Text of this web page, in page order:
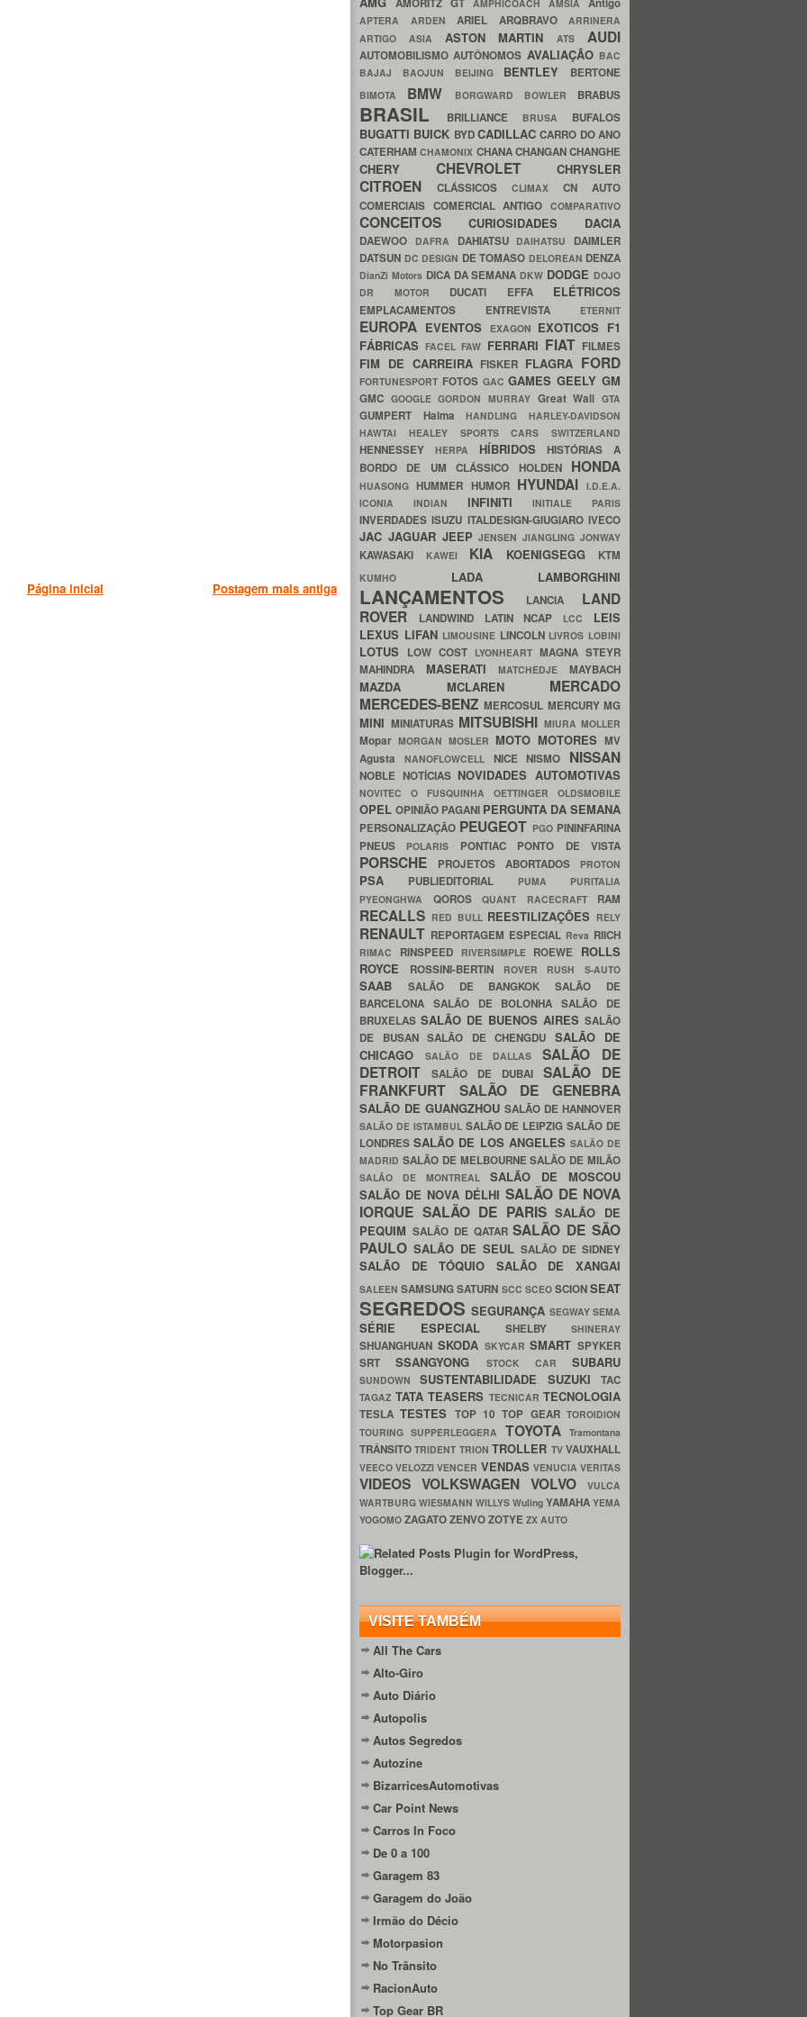
Postagem mais antiga
Página inicial
AMORITZ GT AMPHICOACH AMSIA Antigo
APTERA ARDEN ARIEL ARQBRAVO ARRINERA
ARTIGO ASIA ASTON MARTINATS AUDI
AUTOMOBILISMOAUTÔNOMOS AVALIAÇÃO BAC
BAJAJ BAOJUN BEIJING BENTLEY BERTONE
BIMOTA BMW BORGWARD BOWLER BRABUS
BRASIL BRILLIANCE BRUSA BUFALOS
BUGATTI BUICK BYDCADILLACCARRO DO ANO
CATERHAMCHAMONIX CHANACHANGANCHANGHE
CHERY CHEVROLET CHRYSLER
CITROEN CLÁSSICOS CLIMAX CN AUTO
COMERCIAIS COMERCIAL ANTIGOCOMPARATIVO
CONCEITOS CURIOSIDADES DACIA
DAEWOO DAFRA DAHIATSU DAIHATSU DAIMLER
DATSUN DC DESIGN DE TOMASO DELOREAN DENZA
DianZi Motors DICA DA SEMANA DKW DODGE DOJO
DR MOTOR DUCATI EFFA ELÉTRICOS
EMPLACAMENTOS ENTREVISTA ETERNIT
EUROPA EVENTOS EXAGON EXOTICOS F1
FÁBRICASFACELFAW FERRARI FIAT FILMES
FIM DE CARREIRA FISKER FLAGRA FORD
FORTUNESPORT FOTOS GACGAMESGEELYGM
GMC GOOGLEGORDON MURRAY Great WallGTA
GUMPERT HaimaHANDLINGHARLEY-DAVIDSON
HAWTAI HEALEY SPORTS CARS SWITZERLAND
HENNESSEY HERPA HÍBRIDOSHISTÓRIAS A
BORDO DE UM CLÁSSICO HOLDEN HONDA
HUASONGHUMMER HUMOR HYUNDAI I.D.E.A.
ICONIA INDIAN INFINITIINITIALE PARIS
INVERDADESISUZU ITALDESIGN-GIUGIAROIVECO
JAC JAGUAR JEEPJENSENJIANGLINGJONWAY
KAWASAKI KAWEI KIA KOENIGSEGG KTM
KUMHO LADA LAMBORGHINI
LANÇAMENTOS LANCIA LAND
ROVER
LANDWIND LATIN NCAP LCC LEIS
LEXUS LIFAN LIMOUSINE LINCOLN LIVROS LOBINI
LOTUS LOW COST LYONHEART MAGNA STEYR
MAHINDRA MASERATIMATCHEDJEMAYBACH
MAZDA MCLAREN MERCADO
MERCEDES-BENZMERCOSUL MERCURYMG
MINI MINIATURAS MITSUBISHI MIURA MOLLER
Mopar MORGAN MOSLER MOTO MOTORES MV
Agusta NANOFLOWCELL NICENISMO NISSAN
NOBLE NOTÍCIAS NOVIDADES AUTOMOTIVAS
NOVITEC O FUSQUINHA OETTINGER OLDSMOBILE
OPEL OPINIÃO PAGANI PERGUNTA DA SEMANA
PERSONALIZAÇÃO PEUGEOT PGO PININFARINA
PNEUS
POLARIS PONTIAC PONTO DE VISTA
PORSCHE PROJETOS ABORTADOS PROTON
PSA PUBLIEDITORIAL PUMA PURITALIA
PYEONGHWA QOROS QUANT RACECRAFT RAM
RECALLS RED BULL REESTILIZAÇÕES RELY
RENAULT REPORTAGEM ESPECIAL Reva RIICH
RIMAC RINSPEED RIVERSIMPLE ROEWE ROLLS
ROYCE
ROSSINI-BERTIN ROVER RUSH S-AUTO
SAAB SALÃO DE BANGKOKSALÃO DE
BARCELONA SALÃO DE BOLONHASALÃO DE
BRUXELAS SALÃO DE BUENOS AIRES SALÃO
DE BUSAN SALÃO DE CHENGDU SALÃO DE
CHICAGO
SALÃO DE DALLASSALÃO DE
DETROIT
SALÃO DE DUBAI SALÃO DE
FRANKFURT SALÃO DE GENEBRA
SALÃO DE GUANGZHOU SALÃO DE HANNOVER
SALÃO DE ISTAMBUL SALÃO DE LEIPZIGSALÃO DE
LONDRESSALÃO DE LOS ANGELES SALÃO DE
MADRID SALÃO DE MELBOURNESALÃO DE MILÃO
SALÃO DE MONTREAL SALÃO DE MOSCOU
SALÃO DE NOVA DÉLHI SALÃO DE NOVA
IORQUE SALÃO DE PARISSALÃO DE
PEQUIM SALÃO DE QATARSALÃO DE SÃO
PAULO SALÃO DE SEUL SALÃO DE SIDNEY
SALÃO DE TÓQUIO SALÃO DE XANGAI
SALEENSAMSUNGSATURN SCC SCEO SCIONSEAT
SEGREDOSSEGURANÇA SEGWAYSEMA
SÉRIE ESPECIAL SHELBY SHINERAY
SHUANGHUAN SKODA SKYCARSMART SPYKER
SRTSSANGYONG STOCK CAR SUBARU
SUNDOWNSUSTENTABILIDADE SUZUKITAC
TAGAZ TATA TEASERS TECNICAR TECNOLOGIA
TESLATESTES TOP 10TOP GEARTOROIDION
TOURING SUPPERLEGGERA TOYOTATramontana
TRÂNSITOTRIDENT TRIONTROLLER TVVAUXHALL
VEECOVELOZZIVENCER VENDAS VENUCIAVERITAS
VIDEOS VOLKSWAGEN VOLVO
VULCA
WARTBURG WIESMANN WILLYS Wuling YAMAHA YEMA
YOGOMO ZAGATOZENVOZOTYE ZX AUTO
VISITE TAMBÉM
All The Cars
Alto-Giro
Auto Diário
Autopolis
Autos Segredos
Autozine
BizarricesAutomotivas
Car Point News
Carros In Foco
De 0 a 100
Garagem 83
Garagem do João
Irmão do Décio
Motorpasion
No Trânsito
RacionAuto
Top Gear BR